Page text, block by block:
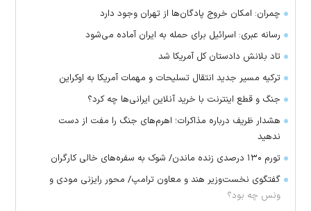
چمران: امکان خروج پادگان‌ها از تهران وجود دارد
رسانه عبری: اسرائیل برای حمله به ایران آماده می‌شود
تاد بلانش دادستان کل آمریکا شد
ترکیه مسیر جدید انتقال تسلیحات و مهمات آمریکا به اوکراین
جنگ و قطع اینترنت با خرید آنلاین ایرانی‌ها چه کرد؟
هشدار ظریف درباره مذاکرات؛ اهرم‌های جنگ را مفت از دست
ندهید
تورم ۱۳۰ درصدی زنده ماندن/ شوک به سفره‌های خالی کارگران
گفتگوی نخست‌وزیر هند و معاون ترامپ/ محور رایزنی مودی و
ونس چه بود؟